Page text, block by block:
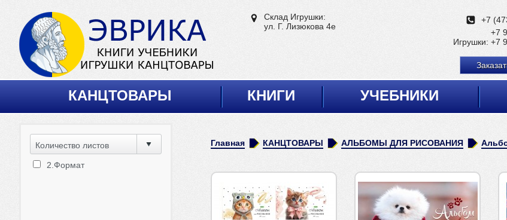
Склад Игрушки:
ул. Г. Лизюкова 4е
+7
+7
Игрушки: +7
КАНЦТОВАРЫ КНИГИ УЧЕБНИКИ
Количество листов
2.Формат
Главная КАНЦТОВАРЫ АЛЬБОМЫ ДЛЯ РИСОВАНИЯ